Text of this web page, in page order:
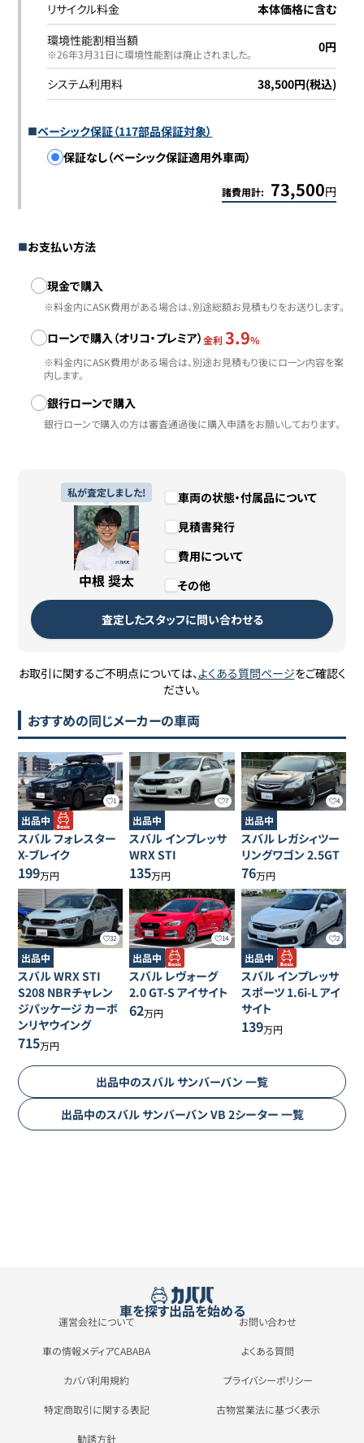
リサイクル料金
本体価格に含む
環境性能割相当額
※26年3月31日に環境性能割は廃止されました｡ 0円
システム利用料 38,500円(税込)
ベーシック保証（117部品保証対象）
保証なし（ベーシック保証適用外車両）
諸費用計: 73,500円
お支払い方法
お支払い方法
現金で購入
※料金内にASK費用がある場合は、別途総額お見積もりをお送りします。
ローンで購入（オリコ・プレミア）金利 3.9%
※料金内にASK費用がある場合は、別途お見積もり後にローン内容を案
内します。
銀行ローンで購入
銀行ローンで購入の方は審査通過後に購入申請をお願いしております。
私が査定しました!
中根 奨太
車両の状態・付属品について
見積書発行
費用について
その他
査定したスタッフに問い合わせる
お取引に関するご不明点については、よくある質問ページをご確認く
ださい。
おすすめの同じメーカーの車両
1
出品中
スバルフォレスター
X-ブレイク
199万円
7
出品中
スバル インプレッサ
WRX STI
135万円
4
出品中
スバル レガシィツー
リングワゴン 2.5GT
76万円
32
出品中
スバルWRX STI
S208 NBRチャレン
ジパッケージ カーボ
ンリヤウイング
715万円
14
出品中
スバル レヴォーグ
2.0 GT-S アイサイト
62万円
2
出品中
スバル インプレッサ
スポーツ 1.6i-L アイ
サイト
139万円
出品中のスバルサンバーバン 一覧
出品中のスバルサンバーバン VB 2シーター 一覧
車を探す出品を始める
運営会社について お問い合わせ
車の情報メディアCABABA よくある質問
カババ利用規約 プライバシーポリシー
特定商取引に関する表記 古物営業法に基づく表示
勧誘方針